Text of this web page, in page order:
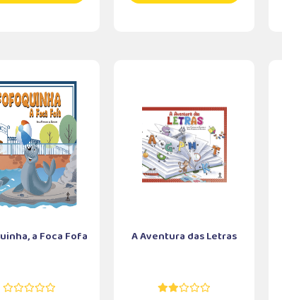
a Foca Fofa A Aventura das Letras